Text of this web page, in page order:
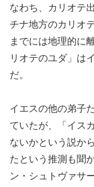
なわち、カリオテ
チナ地方のカリオ
までには地理的に
リオテのユダ」は
だ。
イエスの他の弟子
ていたが、「イス
ないかという説か
たという推測も聞
ン・シュトヴァサ